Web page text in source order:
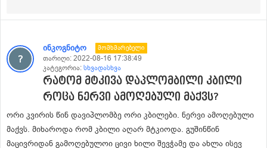
ინკოგნიტო Მომხმარებელი
თარიღი: 2022-08-16 17:38:49
კატეგორია: სხვადასხვა
რატომ მტკივა დაპლომბილი კბილი
როცა ნერვი ამოღებული მაქვს?
ორი კვირის წინ დავიპლომბე ორი კბილები. ნერვი ამოღებული
მაქვს. მიხაროდა რომ კბილი აღარ მტკიოდა. გუშინწინ
მაცივრიდან გამოღებულოი ცივი ხილი შევჭამე და ახლა ისევ